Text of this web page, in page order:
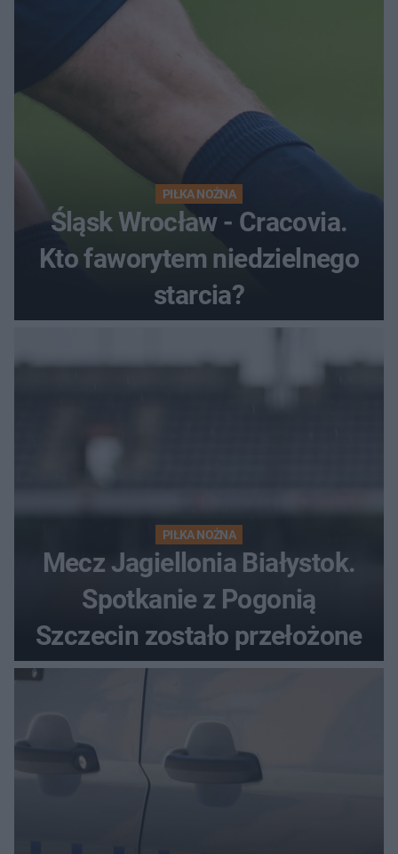
PIŁKA NOŻNA
Śląsk Wrocław - Cracovia.
Kto faworytem niedzielnego
starcia?
PIŁKA NOŻNA
Mecz Jagiellonia Białystok.
Spotkanie z Pogonią
Szczecin zostało przełożone